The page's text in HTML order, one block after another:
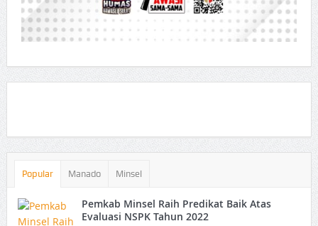
Popular Manado Minsel
Pemkab Minsel Raih Predikat Baik Atas
Evaluasi NSPK Tahun 2022